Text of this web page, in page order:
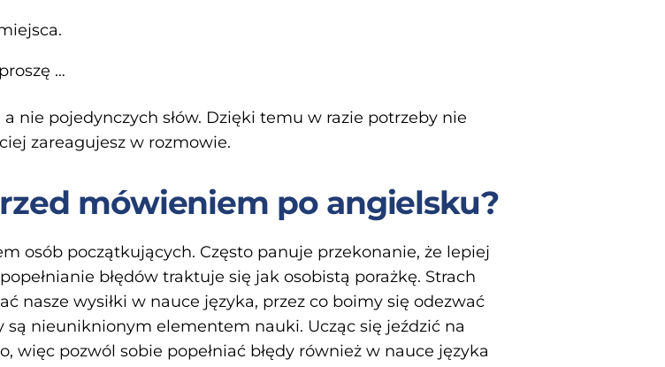
…
nie pojedynczych słów. Dzięki temu w razie potrzeby nie
zareagujesz w rozmowie.
mówieniem po angielsku?
osób początkujących. Często panuje przekonanie, że lepiej
błędów traktuje się jak osobistą porażkę. Strach
nasze wysiłki w nauce języka, przez co boimy się odezwać
nieuniknionym elementem nauki. Ucząc się jeździć na
więc pozwól sobie popełniać błędy również w nauce języka